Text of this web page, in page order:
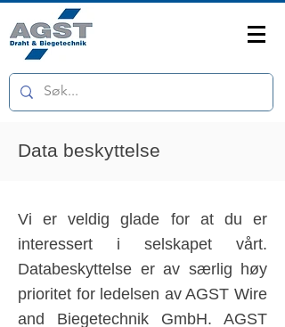
Data beskyttelse
Vi er veldig glade for at du er
interessert i selskapet vårt.
Databeskyttelse er av særlig høy
prioritet for ledelsen av AGST Wire
and Biegetechnik GmbH. AGST